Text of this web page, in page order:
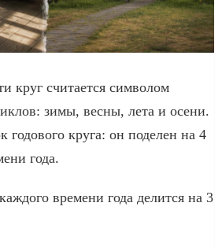
круг считается символом
зимы, весны, лета и осени.
годового круга: он поделен на 4
года.
времени года делится на 3